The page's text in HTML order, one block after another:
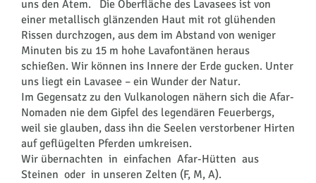
uns den Atem. Die Oberfläche des Lavasees ist von
einer metallisch glänzenden Haut mit rot glühenden
Rissen durchzogen, aus dem im Abstand von weniger
Minuten bis zu 15 m hohe Lavafontänen heraus
schießen. Wir können ins Innere der Erde gucken. Unter
uns liegt ein Lavasee – ein Wunder der Natur.
Im Gegensatz zu den Vulkanologen nähern sich die Afar-
Nomaden nie dem Gipfel des legendären Feuerbergs,
weil sie glauben, dass ihn die Seelen verstorbener Hirten
auf geflügelten Pferden umkreisen.
Wir übernachten in einfachen Afar-Hütten aus
Steinen oder in unseren Zelten (F, M, A).